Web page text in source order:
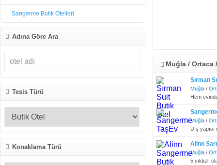
Sarıgerme Butik Otelleri
Adına Göre Ara
Tesis Türü
Konaklama Türü
Muğla / Ortaca
Sırman
Muğla /
Hem
Muğla /
Dış
Alinn
Muğla /
5 yıldızlı